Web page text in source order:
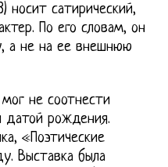
носит сатирический,
По его словам, он
а не на ее внешнюю
не соотнести
датой рождения.
«Поэтические
Выставка была